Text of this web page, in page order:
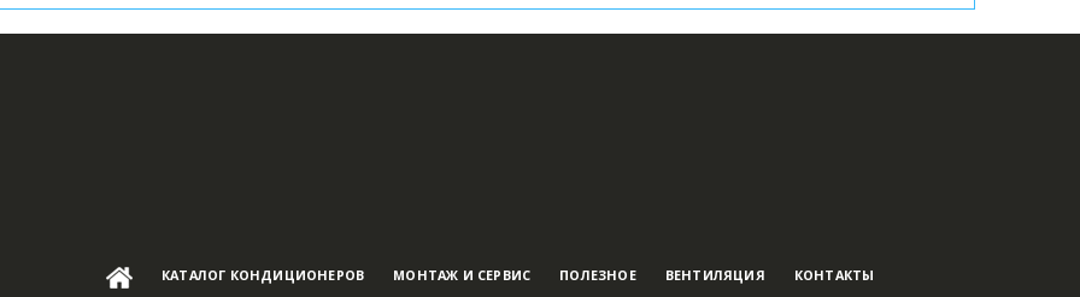
КАТАЛОГ КОНДИЦИОНЕРОВ МОНТАЖ И СЕРВИС ПОЛЕЗНОЕ ВЕНТИЛЯЦИЯ КОНТАКТЫ